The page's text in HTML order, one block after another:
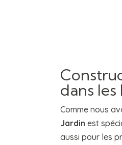
dans
Comme nous
Jardin est
aussi pour les